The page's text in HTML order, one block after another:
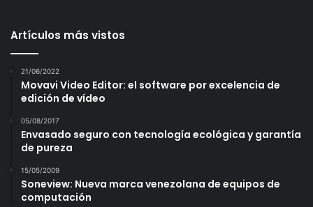
Artículos más vistos
21/06/2022
Movavi Video Editor: el software por excelencia de
edición de vídeo
05/08/2017
Envasado seguro con tecnología ecológica y garantía
de pureza
15/05/2009
Soneview: Nueva marca venezolana de equipos de
computación